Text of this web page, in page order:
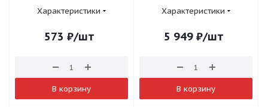
Характеристики
573 ₽/шт
В корзину
Характеристики
5 949 ₽/шт
В корзину